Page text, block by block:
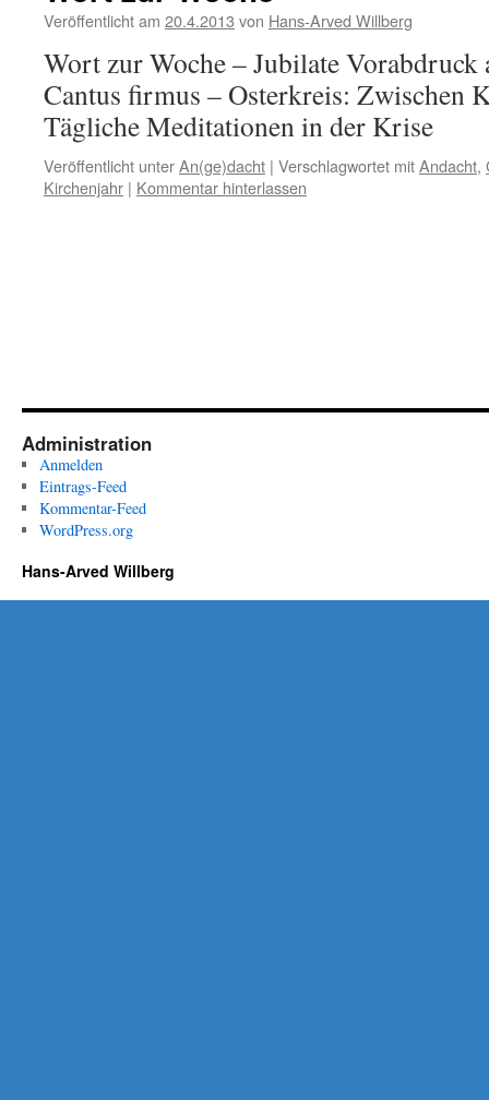
Veröffentlicht am 20.4.2013 von Hans-Arved Willberg
Wort zur Woche – Jubilate
Cantus firmus – Osterkreis: Zwischen
Tägliche Meditationen in der Krise
Veröffentlicht unterAn(ge)dacht | Verschlagwortet mitAndacht,
Kirchenjahr | Kommentar hinterlassen
Administration
Anmelden
Eintrags-Feed
Kommentar-Feed
WordPress.org
Hans-Arved Willberg